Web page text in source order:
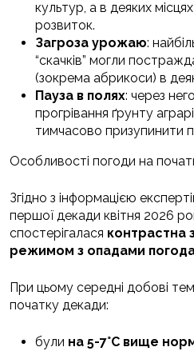
культур, а в деяких
розвиток.
Загроза урожаю:
“скачків” могли
(зокрема абрикоси) в
Пауза в полях: через
прогрівання ґрунту
тимчасово призупинити
Особливості погоди на
Згідно з інформацією
першої декади квітня 2026
спостерігалася контрастна
режимом з опадами
При цьому середні добові
початку декади:
були на 5-7°С вище